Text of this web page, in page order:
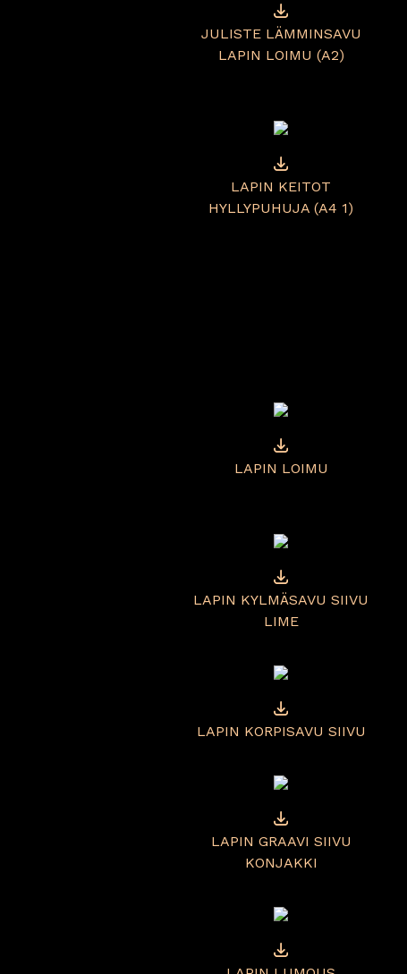
JULISTE LÄMMINSAVU
LAPIN LOIMU (A2)
LAPIN KEITOT
HYLLYPUHUJA (A4 1)
LAPIN LOIMU
LAPIN KYLMÄSAVU SIIVU
LIME
LAPIN KORPISAVU SIIVU
LAPIN GRAAVI SIIVU
KONJAKKI